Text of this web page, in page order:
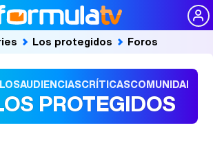
Los protegidos Foros
AUDIENCIASCRÍTICASCOMUNIDAD
PROTEGIDOS